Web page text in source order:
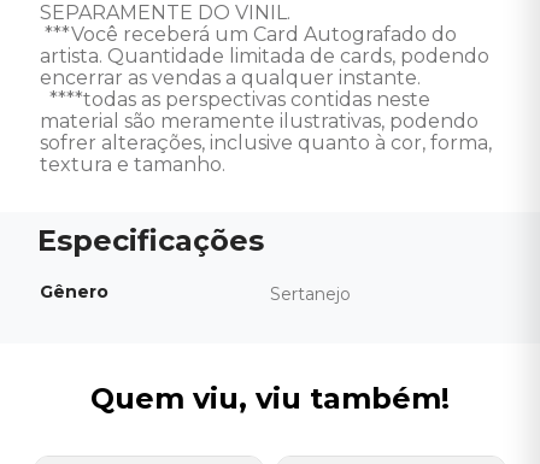
SEPARAMENTE DO VINIL.
artista. Quantidade limitada de cards, podendo
encerrar as vendas a qualquer instante.
material são meramente ilustrativas, podendo
sofrer alterações, inclusive quanto à cor, forma,
textura e tamanho.
Gênero Sertanejo
Quem viu, viu também!